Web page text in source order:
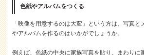
色紙やアルバムをつくる
「映像を用意するのは大変」という方は、写真
やアルバムを作るのはいかがでしょうか。
例えば、色紙の中央に家族写真を貼り、まわりに